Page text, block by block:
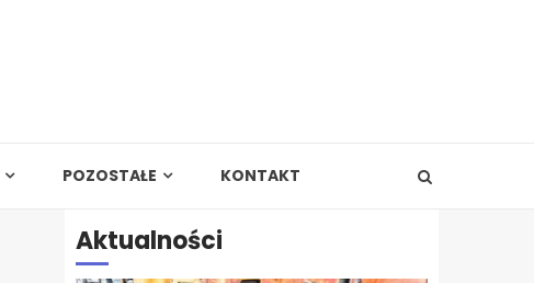
POZOSTAŁE KONTAKT
Aktualności